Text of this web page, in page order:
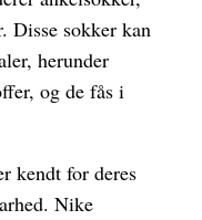
Disse sokker kan
herunder
og de fås i
kendt for deres
Nike